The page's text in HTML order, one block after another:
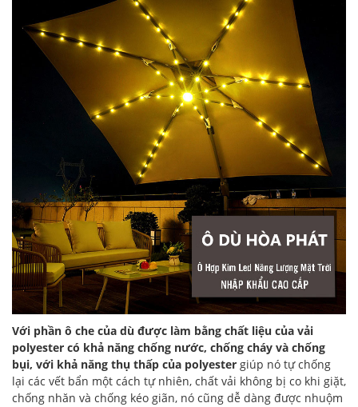
Với phần ô che của dù được làm bằng chất liệu của vải
polyester có khả năng chống nước, chống cháy và chống
bụi, với khả năng thụ thấp của polyester giúp nó tự chống
lại các vết bẩn một cách tự nhiên, chất vải không bị co khi giặt,
chống nhăn và chống kéo giãn, nó cũng dễ dàng được nhuộm